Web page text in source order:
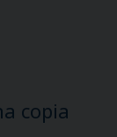
copia